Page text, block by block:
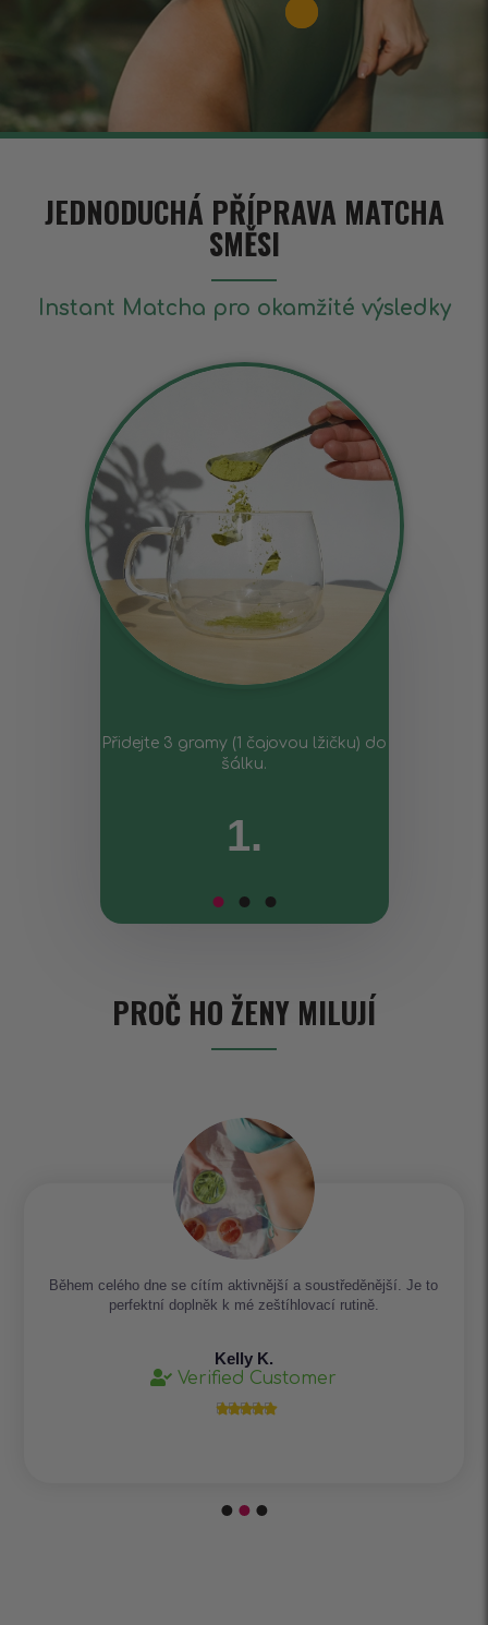
JEDNODUCHÁ PŘÍPRAVA MATCHA
SMĚSI
Instant Matcha pro okamžité výsledky
Přidejte 3 gramy (1 čajovou lžičku) do
šálku.
1.
PROČ HO ŽENY MILUJÍ
Během celého dne se cítím aktivnější a soustředěnější. Je to
perfektní doplněk k mé zeštíhlovací rutině.
Kelly K.
Verified Customer
    